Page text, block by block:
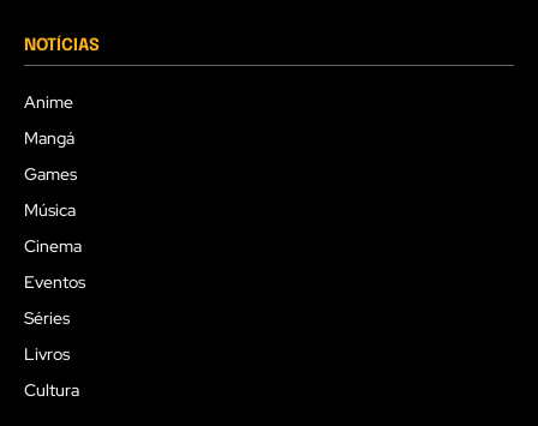
NOTÍCIAS
Anime
Mangá
Games
Música
Cinema
Eventos
Séries
Livros
Cultura